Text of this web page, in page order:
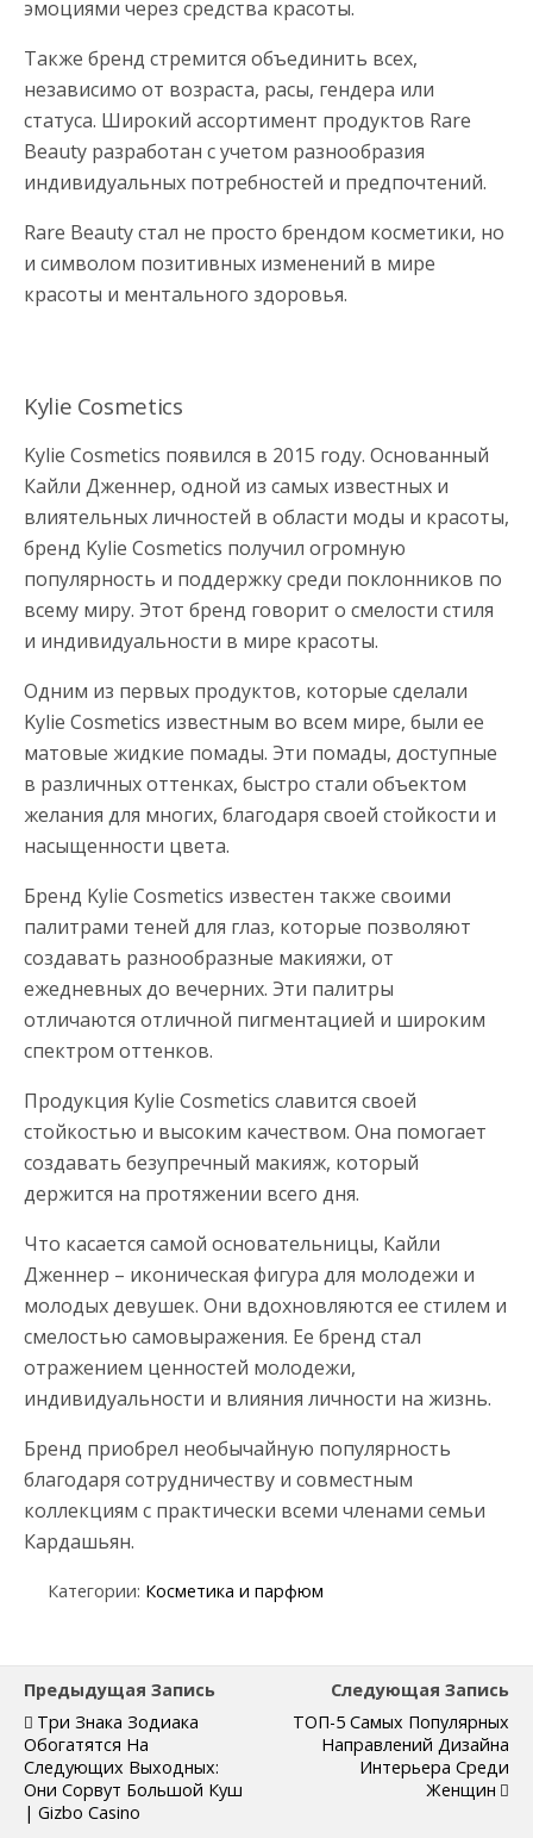
эмоциями через средства красоты.
Также бренд стремится объединить всех,
независимо от возраста, расы, гендера или
статуса. Широкий ассортимент продуктов Rare
Beauty разработан с учетом разнообразия
индивидуальных потребностей и предпочтений.
Rare Beauty стал не просто брендом косметики, но
и символом позитивных изменений в мире
красоты и ментального здоровья.
Kylie Cosmetics
Kylie Cosmetics появился в 2015 году. Основанный
Кайли Дженнер, одной из самых известных и
влиятельных личностей в области моды и красоты,
бренд Kylie Cosmetics получил огромную
популярность и поддержку среди поклонников по
всему миру. Этот бренд говорит о смелости стиля
и индивидуальности в мире красоты.
Одним из первых продуктов, которые сделали
Kylie Cosmetics известным во всем мире, были ее
матовые жидкие помады. Эти помады, доступные
в различных оттенках, быстро стали объектом
желания для многих, благодаря своей стойкости и
насыщенности цвета.
Бренд Kylie Cosmetics известен также своими
палитрами теней для глаз, которые позволяют
создавать разнообразные макияжи, от
ежедневных до вечерних. Эти палитры
отличаются отличной пигментацией и широким
спектром оттенков.
Продукция Kylie Cosmetics славится своей
стойкостью и высоким качеством. Она помогает
создавать безупречный макияж, который
держится на протяжении всего дня.
Что касается самой основательницы, Кайли
Дженнер – иконическая фигура для молодежи и
молодых девушек. Они вдохновляются ее стилем и
смелостью самовыражения. Ее бренд стал
отражением ценностей молодежи,
индивидуальности и влияния личности на жизнь.
Бренд приобрел необычайную популярность
благодаря сотрудничеству и совместным
коллекциям с практически всеми членами семьи
Кардашьян.
Категории: Косметика и парфюм
Предыдущая Запись
Три Знака Зодиака
Обогатятся На
Следующих Выходных:
Они Сорвут Большой Куш
| Gizbo Casino
Следующая Запись
ТОП-5 Самых Популярных
Направлений Дизайна
Интерьера Среди
Женщин